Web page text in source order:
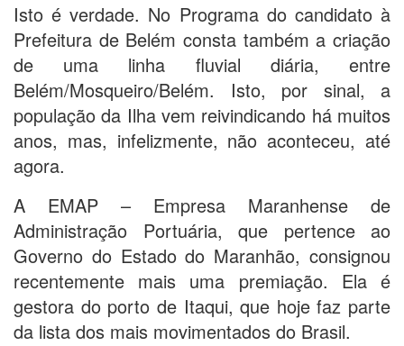
Isto é verdade. No Programa do candidato à
Prefeitura de Belém consta também a criação
de uma linha fluvial diária, entre
Belém/Mosqueiro/Belém. Isto, por sinal, a
população da Ilha vem reivindicando há muitos
anos, mas, infelizmente, não aconteceu, até
agora.
A EMAP – Empresa Maranhense de
Administração Portuária, que pertence ao
Governo do Estado do Maranhão, consignou
recentemente mais uma premiação. Ela é
gestora do porto de Itaqui, que hoje faz parte
da lista dos mais movimentados do Brasil.